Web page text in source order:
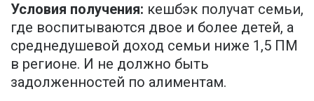
Условия получения: кешбэк получат семьи,
где воспитываются двое и более детей, а
среднедушевой доход семьи ниже 1,5 ПМ
в регионе. И не должно быть
задолженностей по алиментам.